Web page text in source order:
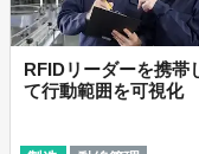
RFIDリーダーを携帯
て行動範囲を可視化